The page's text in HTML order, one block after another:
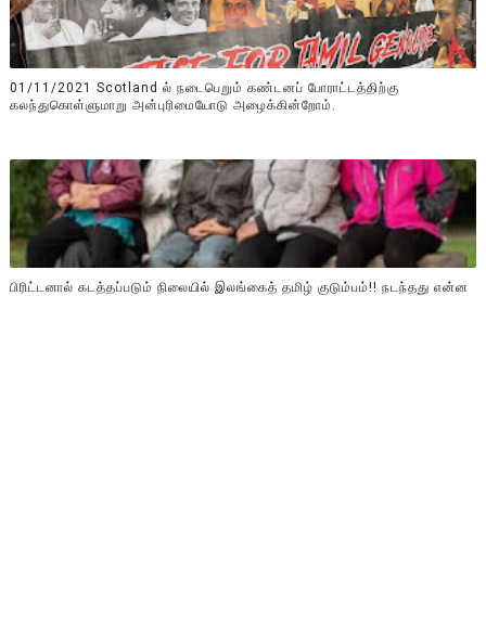
01/11/2021 Scotland ல் நடைபெறும் கண்டனப் போராட்டத்திற்கு
கலந்துகொள்ளுமாறு அன்புரிமையோடு அழைக்கின்றோம்.
பிரிட்டனால் கடத்தப்படும் நிலையில் இலங்கைத் தமிழ் குடும்பம்!! நடந்தது என்ன